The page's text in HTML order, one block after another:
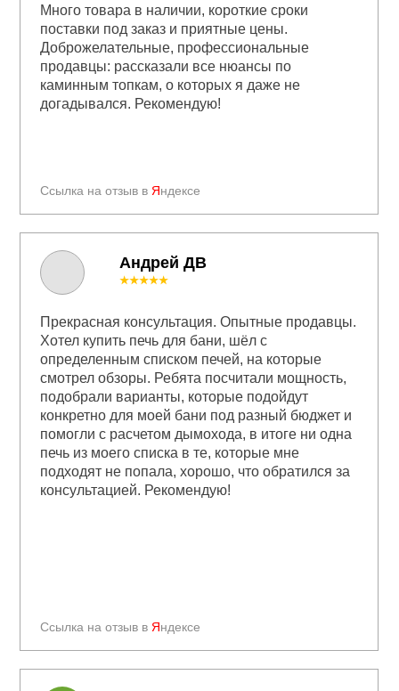
Ссылка на отзыв в Яндексе
Много товара в наличии, короткие сроки
поставки под заказ и приятные цены.
Доброжелательные, профессиональные
продавцы: рассказали все нюансы по
каминным топкам, о которых я даже не
догадывался. Рекомендую!
Андрей ДВ
Ссылка на отзыв в Яндексе
★★★★★
Прекрасная консультация. Опытные продавцы.
Хотел купить печь для бани, шёл с
определенным списком печей, на которые
смотрел обзоры. Ребята посчитали мощность,
подобрали варианты, которые подойдут
конкретно для моей бани под разный бюджет и
помогли с расчетом дымохода, в итоге ни одна
печь из моего списка в те, которые мне
подходят не попала, хорошо, что обратился за
консультацией. Рекомендую!